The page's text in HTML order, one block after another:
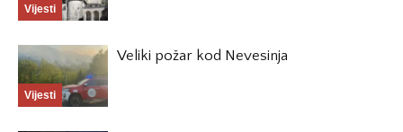
Vijesti
Vijesti
Veliki požar kod Nevesinja